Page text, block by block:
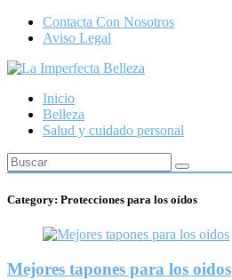
Contacta Con Nosotros
Aviso Legal
Inicio
Belleza
Salud y cuidado personal
Category: Protecciones para los oídos
Mejores tapones para los oidos